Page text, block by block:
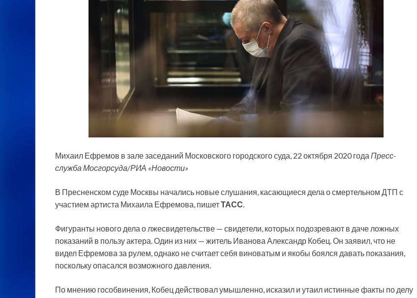
Михаил Ефремов в зале заседаний Московского городского суда, 22 октября 2020 года Пресс-
служба Мосгорсуда/РИА «Новости»
В Пресненском суде Москвы начались новые слушания, касающиеся дела о смертельном ДТП с
участием артиста Михаила Ефремова, пишетТАСС
Фигуранты нового дела о лжесвидетельстве — свидетели, которых подозревают в даче ложных
показаний в пользу актера. Один из них — житель Иванова Александр Кобец. Он заявил, что не
видел Ефремова за рулем, однако не считает себя виноватым и якобы боялся давать показания,
поскольку опасался возможного давления.
По мнению гособвинения, Кобец действовал умышленно, исказил и утаил истинные факты по делу